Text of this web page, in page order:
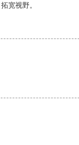
宽视野。